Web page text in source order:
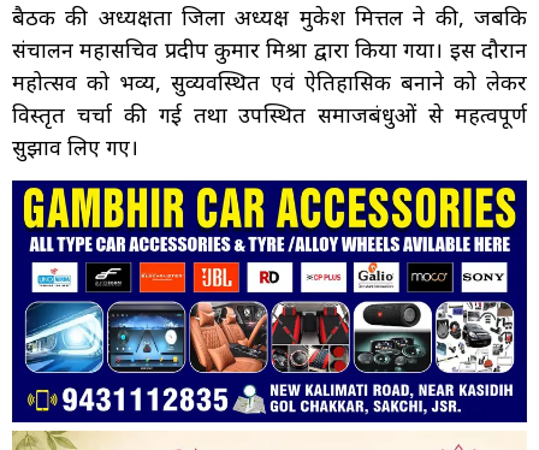
बैठक की अध्यक्षता जिला अध्यक्ष मुकेश मित्तल ने की, जबकि
संचालन महासचिव प्रदीप कुमार मिश्रा द्वारा किया गया। इस दौरान
महोत्सव को भव्य, सुव्यवस्थित एवं ऐतिहासिक बनाने को लेकर
विस्तृत चर्चा की गई तथा उपस्थित समाजबंधुओं से महत्वपूर्ण
सुझाव लिए गए।